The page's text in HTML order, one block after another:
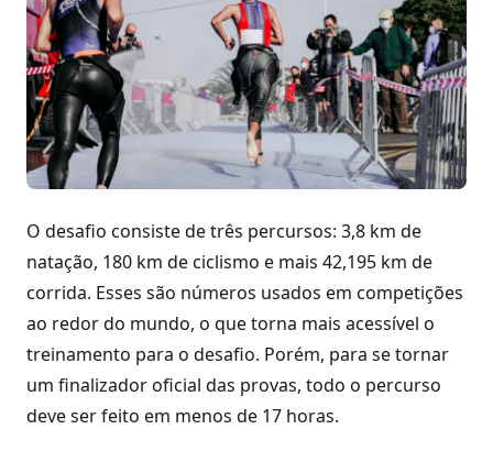
O desafio consiste de três percursos: 3,8 km de
natação, 180 km de ciclismo e mais 42,195 km de
corrida. Esses são números usados em competições
ao redor do mundo, o que torna mais acessível o
treinamento para o desafio. Porém, para se tornar
um finalizador oficial das provas, todo o percurso
deve ser feito em menos de 17 horas.